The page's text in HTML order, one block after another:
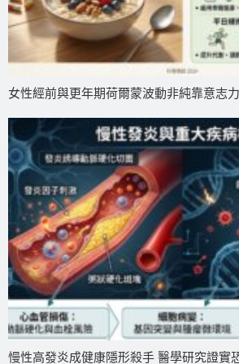
女性經前與更年期荷爾蒙波動非純靠意志力
慢性高發炎成健康隱形殺手 醫學研究證實